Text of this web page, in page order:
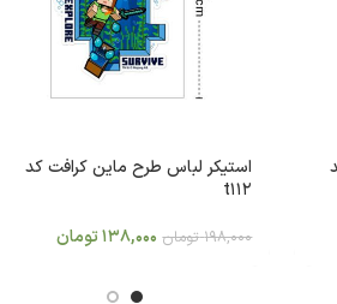
استیکر لباس طرح ماین کرافت کد
t112
198,000 تومان 138,000تومان